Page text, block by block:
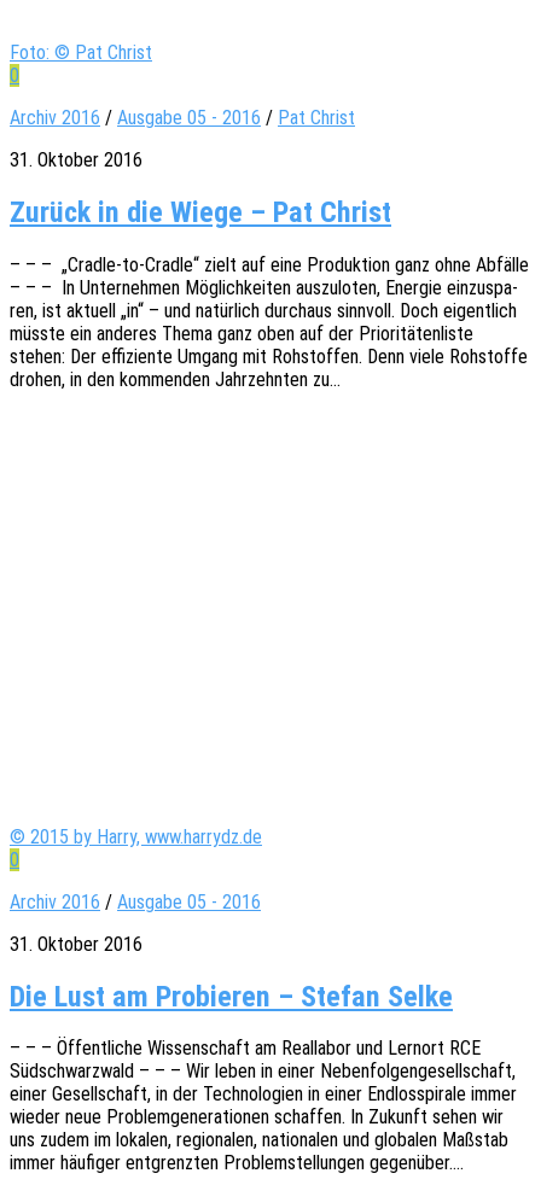
Foto: © Pat Christ
0
Archiv 2016 / Ausgabe 05 - 2016 / Pat Christ
31. Oktober 2016
Zurück in die Wie­ge – Pat Christ
– – – „Cradle-to-Cradle“ zielt auf eine Produk­ti­on ganz ohne Abfäl­le
– – – In Unter­neh­men Möglich­kei­ten auszu­lo­ten, Ener­gie einzu­spa­
ren, ist aktu­ell „in“ – und natür­lich durch­aus sinn­voll. Doch eigent­lich
müsste ein ande­res Thema ganz oben auf der Prio­ri­tä­ten­lis­te
stehen: Der effi­zi­en­te Umgang mit Rohstof­fen. Denn viele Rohstof­fe
drohen, in den kommen­den Jahr­zehn­ten zu…
© 2015 by Harry, www.harrydz.de
0
Archiv 2016 / Ausgabe 05 - 2016
31. Oktober 2016
Die Lust am Pro­bie­ren – Ste­fan Selke
– – – Öffent­li­che Wissen­schaft am Real­la­bor und Lern­ort RCE
Südschwarz­wald – – – Wir leben in einer Neben­fol­gen­ge­sell­schaft,
einer Gesell­schaft, in der Tech­no­lo­gien in einer Endlos­spi­ra­le immer
wieder neue Problem­ge­ne­ra­tio­nen schaf­fen. In Zukunft sehen wir
uns zudem im loka­len, regio­na­len, natio­na­len und globa­len Maßstab
immer häufi­ger entgrenz­ten Problem­stel­lun­gen gegenüber.…